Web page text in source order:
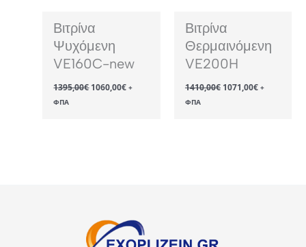
Βιτρίνα
Ψυχόμενη
VE160C-new
1395,00€ Original
price
1060,00€Η+
ΦΠΑ
Βιτρίνα
Θερμαινόμενη
VE200H
1410,00€ Original
price
1071,00€Η+
ΦΠΑ